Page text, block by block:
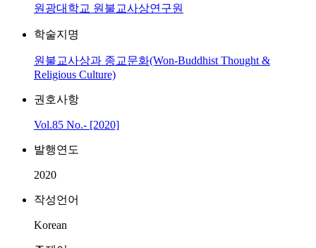
원광대학교 원불교사상연구원
학술지명
원불교사상과 종교문화(Won-Buddhist Thought &
Religious Culture)
권호사항
Vol.85 No.- [2020]
발행연도
2020
작성언어
Korean